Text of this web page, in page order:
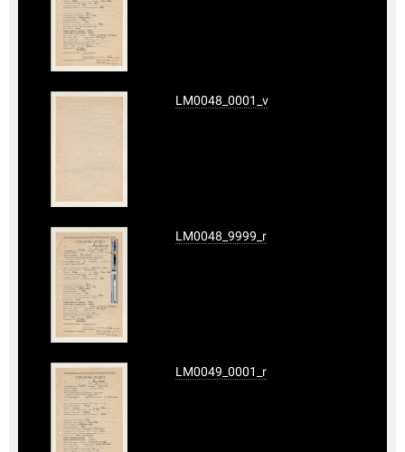
LM0048_0001_v
LM0048_9999_r
LM0049_0001_r